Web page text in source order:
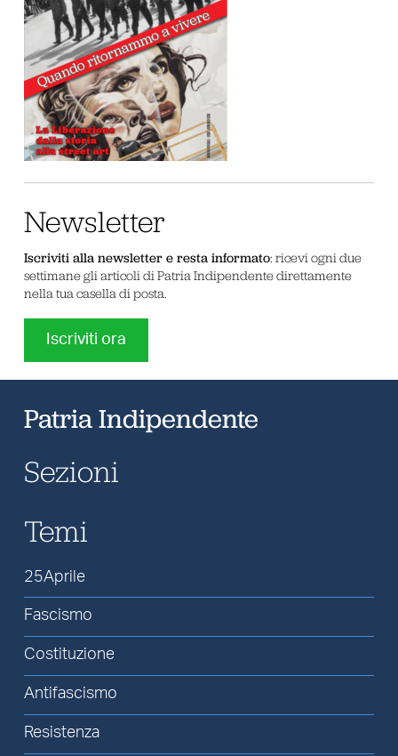
Newsletter
Iscriviti alla newsletter e resta informato: ricevi ogni due
settimane gli articoli di Patria Indipendente direttamente
nella tua casella di posta.
Iscriviti ora
Patria Indipendente
Sezioni
Temi
25Aprile
Fascismo
Costituzione
Antifascismo
Resistenza